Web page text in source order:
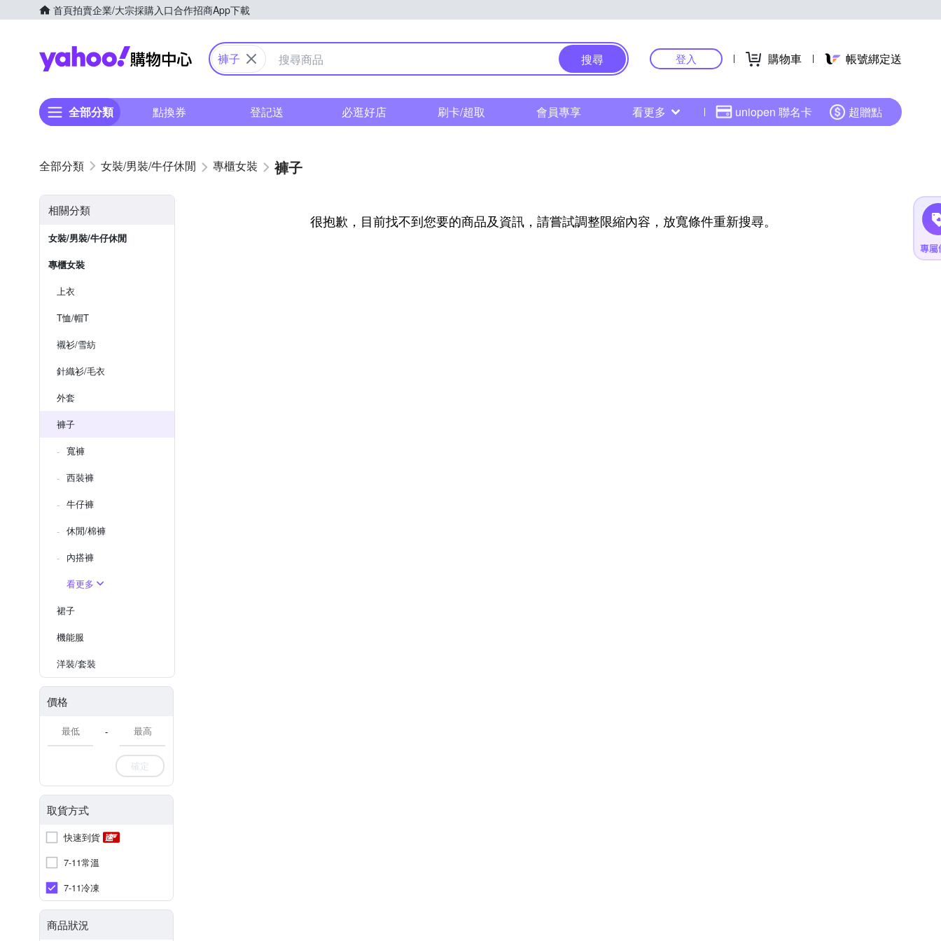
首頁拍賣企業/大宗採購入口合作招商App下載
Yahoo購物中心
褲子 搜尋 登入 購物車 帳號綁定送
全部分類 點換券 登記送 必逛好店 刷卡/超取 會員專享 看更多 uniopen 聯名卡 超贈點
女裝/男裝/牛仔休閒 專櫃女裝 褲子
相關分類
女裝/男裝/牛仔休閒
專櫃女裝
上衣
T恤/帽T
襯衫/雪紡
針織衫/毛衣
外套
褲子
寬褲
西裝褲
牛仔褲
休閒/棉褲
內搭褲
看更多
裙子
機能服
洋裝/套裝
價格
-
確定
取貨方式
快速到貨
7-11常溫
7-11冷凍
商品狀況
很抱歉，目前找不到您要的商品及資訊，請嘗試調整限縮內容，放寬條件重新搜尋。